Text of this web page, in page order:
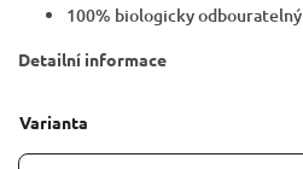
100% biologicky odbouratelný
Detailní informace
Varianta